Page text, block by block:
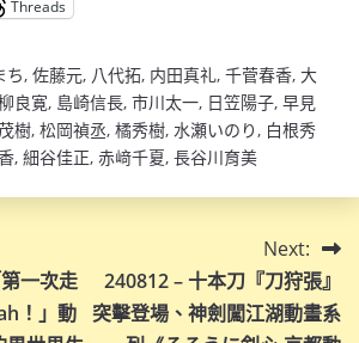
Threads
ち, 佐藤元, 八代拓, 内田真礼, 千菅春香, 大
良寛, 島崎信長, 市川太一, 日笠陽子, 早見
樹, 松岡禎丞, 橘秀樹, 水瀬いのり, 白根秀
, 細谷佳正, 赤﨑千夏, 長谷川育美
一次走
！」動
Next:
240812 – 十本刀『刀狩張』
突擊登場、神劍闖江湖動畫系